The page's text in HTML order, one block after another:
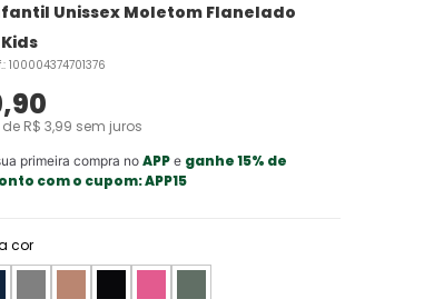
Unissex Moletom Flanelado
: 100004374701376
,90
de R$ 3,99 sem juros
primeira compra no APPe ganhe 15% de
com o cupom:APP15
cor